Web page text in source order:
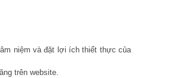
niệm và đặt lợi ích thiết thực của
trên website.